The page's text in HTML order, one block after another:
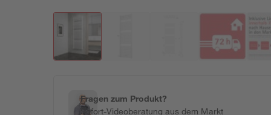
Fragen zum Produkt?
Sofort-Videoberatung aus dem Markt